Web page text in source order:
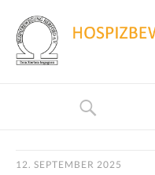
12. SEPTEMBER 2025